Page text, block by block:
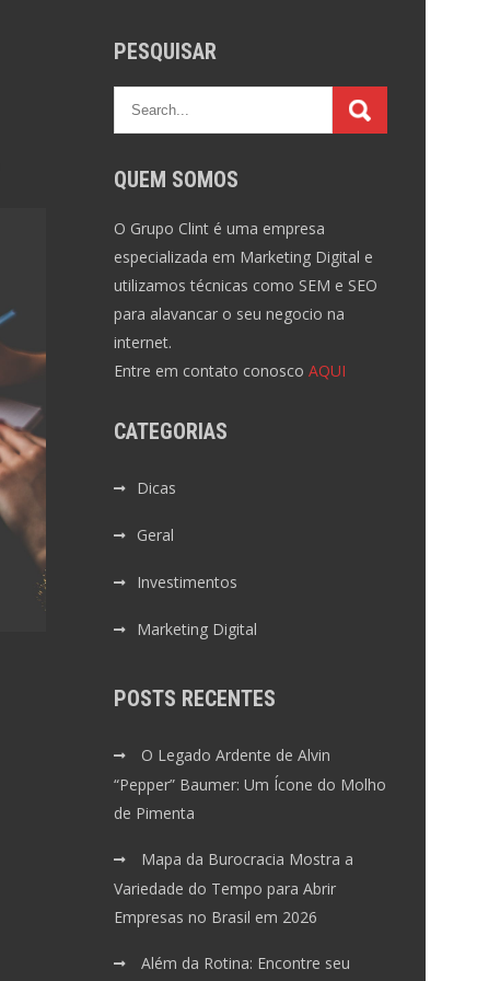
PESQUISAR
QUEM SOMOS
O Grupo Clint é uma empresa
especializada em Marketing Digital e
utilizamos técnicas como SEM e SEO
para alavancar o seu negocio na
internet.
Entre em contato conoscoAQUI
CATEGORIAS
Dicas
Geral
Investimentos
Marketing Digital
POSTS RECENTES
O Legado Ardente de Alvin
“Pepper” Baumer: Um Ícone do Molho
de Pimenta
Mapa da Burocracia Mostra a
Variedade do Tempo para Abrir
Empresas no Brasil em 2026
Além da Rotina: Encontre seu